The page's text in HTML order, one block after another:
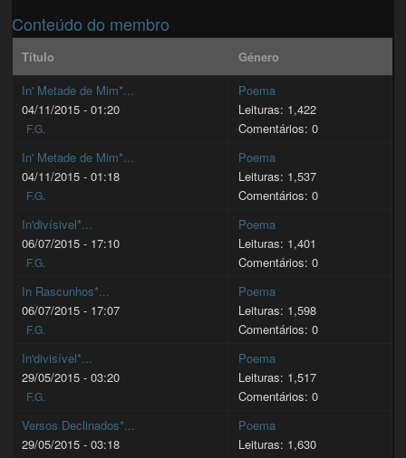
Conteúdo do membro
Título
Género
In' Metade de Mim*...
04/11/2015 - 01:20
F.G.
Poema
Leituras: 1,422
Comentários: 0
In' Metade de Mim*...
04/11/2015 - 01:18
F.G.
Poema
Leituras: 1,537
Comentários: 0
In'divísivel*...
06/07/2015 - 17:10
F.G.
Poema
Leituras: 1,401
Comentários: 0
In Rascunhos*...
06/07/2015 - 17:07
F.G.
Poema
Leituras: 1,598
Comentários: 0
In'divisível*...
29/05/2015 - 03:20
F.G.
Poema
Leituras: 1,517
Comentários: 0
Versos Declinados*...
29/05/2015 - 03:18
Poema
Leituras: 1,630